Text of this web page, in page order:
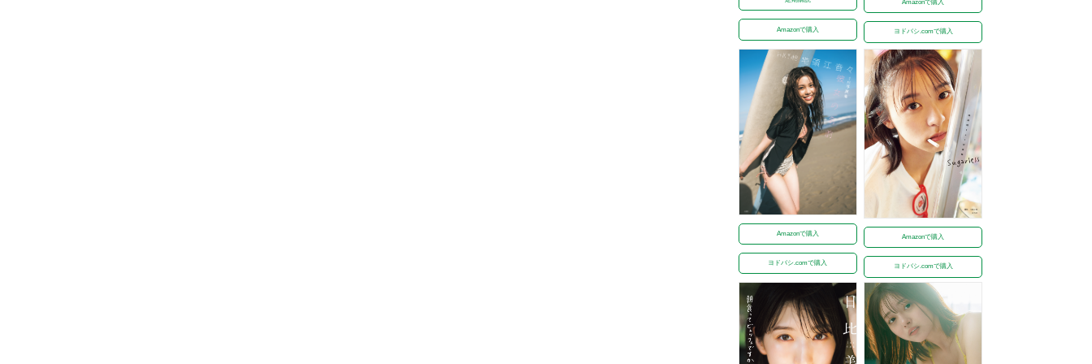
Amazonで購入
Amazonで購入
ヨドバシ.comで購入
Amazonで購入
ヨドバシ.comで購入
Amazonで購入
ヨドバシ.comで購入